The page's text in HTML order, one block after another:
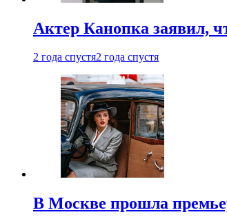
Актер Канопка заявил,
2 года спустя2 года спустя
В Москве прошла